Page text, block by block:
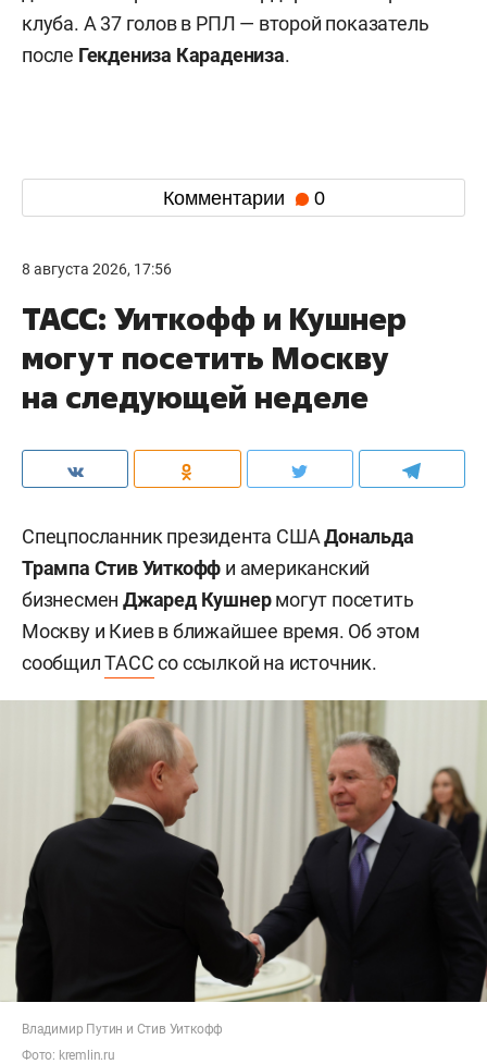
клуба. А 37 голов в РПЛ — второй показатель
после Гекдениза Карадениза.
Комментарии 0
8 августа 2026, 17:56
ТАСС: Уиткофф и Кушнер
могут посетить Москву
на следующей неделе
Спецпосланник президента СШАДональда
Трампа Стив Уиткофф и американский
бизнесменДжаред Кушнермогут посетить
Москву и Киев в ближайшее время. Об этом
сообщилТАССсо ссылкой на источник.
Владимир Путин и Стив Уиткофф
Фото: kremlin.ru